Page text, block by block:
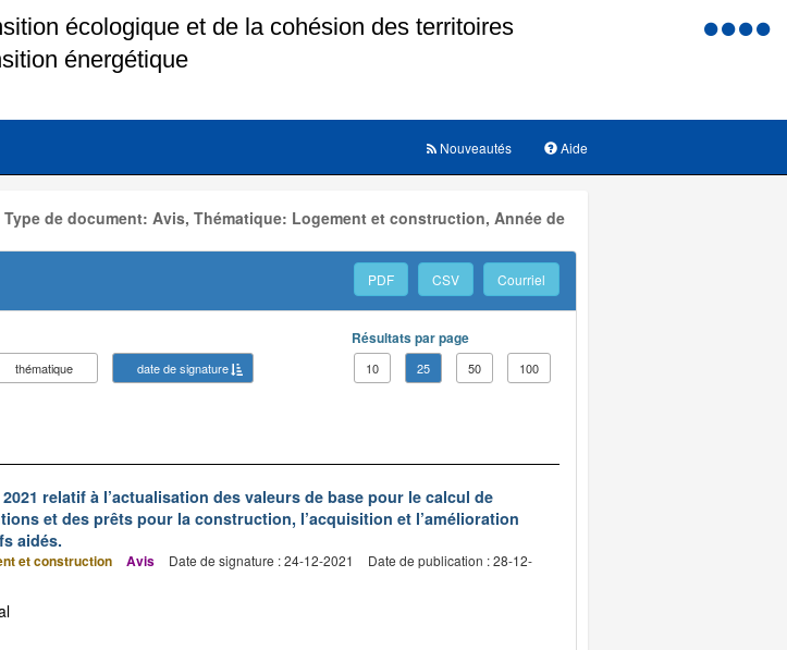
Menu
Aide
Nouveautés
de document: Avis, Thématique: Logement et construction, Année de
PDF CSV Courriel
thématique
date de signature
Résultats par page
10 25 50 100
relatif à l’actualisation des valeurs de base pour le calcul de
et des prêts pour la construction, l’acquisition et l’amélioration
aidés.
et construction Avis Date de signature : 24-12-2021
Date de publication : 28-12-